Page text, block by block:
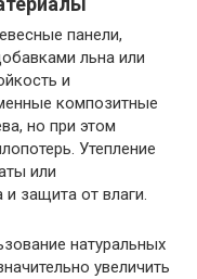
панели,
льна или
и
композитные
но при этом
Утепление
или
защита от влаги.
натуральных
увеличить